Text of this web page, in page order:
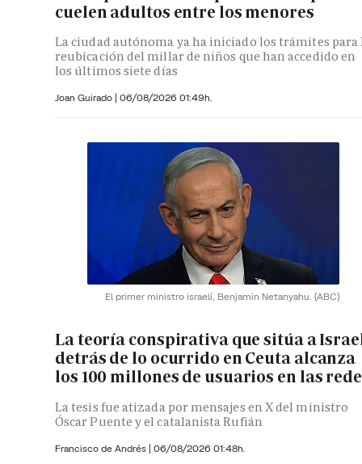
cuelen adultos entre los menores
La ciudad autónoma ya ha iniciado los trámites para
reubicación del millar de niños que han accedido en
los últimos siete días
Joan Guirado | 06/08/2026 01:49h.
El primer ministro israelí, Benjamin Netanyahu. (ABC)
La teoría conspirativa que sitúa a
detrás de lo ocurrido en Ceuta alcanza
los 100 millones de usuarios en las
La tesis fue atizada por mensajes en X del ministro
Óscar Puente y el catalanista Rufián
Francisco de Andrés | 06/08/2026 01:48h.